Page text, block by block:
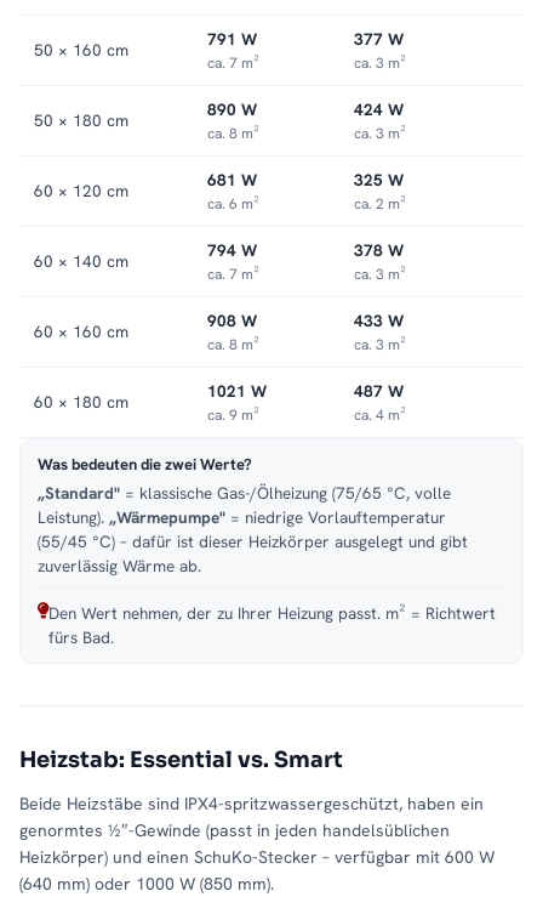
50 × 160 cm 791 W
ca. 7 m²
377 W
ca. 3 m²
50 × 180 cm 890 W
ca. 8 m²
424 W
ca. 3 m²
60 × 120 cm 681 W
ca. 6 m²
325 W
ca. 2 m²
60 × 140 cm 794 W
ca. 7 m²
378 W
ca. 3 m²
60 × 160 cm 908 W
ca. 8 m²
433 W
ca. 3 m²
60 × 180 cm 1021 W
ca. 9 m²
487 W
ca. 4 m²
Was bedeuten die zwei Werte?
„Standard" = klassische Gas-/Ölheizung (75/65 °C, volle
Leistung). „Wärmepumpe" = niedrige Vorlauftemperatur
(55/45 °C) – dafür ist dieser Heizkörper ausgelegt und gibt
zuverlässig Wärme ab.
Den Wert nehmen, der zu Ihrer Heizung passt. m² = Richtwert
fürs Bad.
Heizstab: Essential vs. Smart
Beide Heizstäbe sind IPX4-spritzwassergeschützt, haben ein
genormtes ½″-Gewinde (passt in jeden handelsüblichen
Heizkörper) und einen SchuKo-Stecker – verfügbar mit 600 W
(640 mm) oder 1000 W (850 mm).